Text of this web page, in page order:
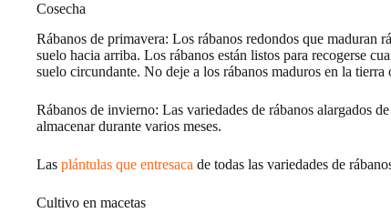
Cosecha
Rábanos de primavera: Los rábanos redondos que maduran
suelo hacia arriba. Los rábanos están listos para recogerse
suelo circundante. No deje a los rábanos maduros en la
Rábanos de invierno: Las variedades de rábanos alargados
almacenar durante varios meses.
Las plántulas que entresaca de todas las variedades de
Cultivo en macetas